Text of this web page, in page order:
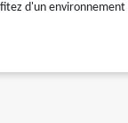
d'un